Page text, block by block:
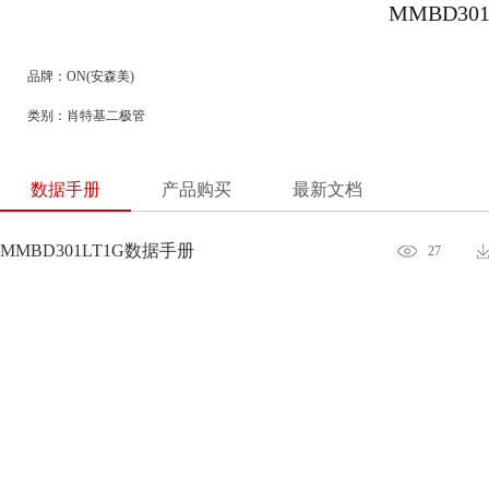
品牌：ON(安森美)
类别：肖特基二极管
数据手册 产品购买 最新文档
MMBD301LT1G数据手册 27